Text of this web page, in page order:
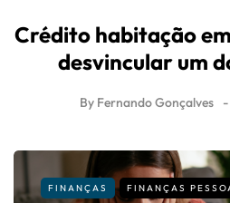
Crédito habitação
desvincular um
By Fernando Gonçalves
FINANÇAS FINANÇAS